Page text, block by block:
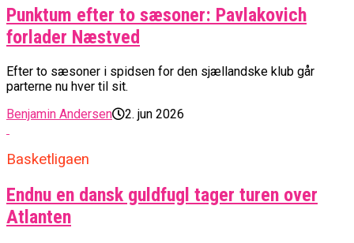
Punktum efter to sæsoner: Pavlakovich
forlader Næstved
Efter to sæsoner i spidsen for den sjællandske klub går
parterne nu hver til sit.
Benjamin Andersen
2. jun 2026
Basketligaen
Endnu en dansk guldfugl tager turen over
Atlanten